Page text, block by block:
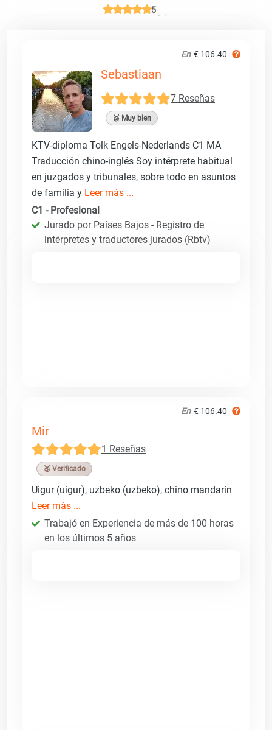
5
En € 106.40
Sebastiaan
7 Reseñas
🥈 Muy bien
KTV-diploma Tolk Engels-Nederlands C1 MA
Traducción chino-inglés Soy intérprete habitual
en juzgados y tribunales, sobre todo en asuntos
de familia y Leer más ...
C1 - Profesional
Jurado por Países Bajos - Registro de
intérpretes y traductores jurados (Rbtv)
En € 106.40
Mir
1 Reseñas
🥉 Verificado
Uigur (uigur), uzbeko (uzbeko), chino mandarín
Leer más ...
Trabajó en Experiencia de más de 100 horas
en los últimos 5 años